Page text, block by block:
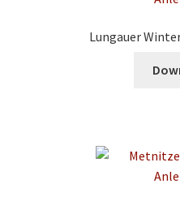
Lungauer